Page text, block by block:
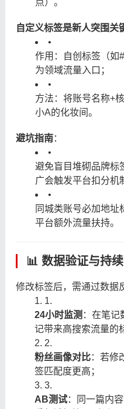
自定义标签是新人突围关
•
作用：自创标签（如
为领域流量入口；
•
方法：将账号名称+
小A的化妆间。
避坑指南：
•
避免盲目堆砌品牌标
广会触发平台扣分机
•
同城类账号必加地址
平台额外流量扶持。
📊 数据验证与持
修改标签后，需通过数据
1.
24小时监测 ：在笔记
记带来高搜索流量的
2.
粉丝画像对比：若修
签匹配度更高；
3.
AB测试：同一篇内